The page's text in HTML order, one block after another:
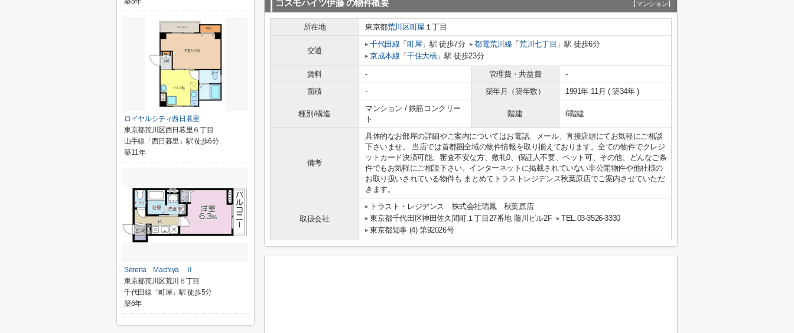
コスモハイツ伊藤 の物件概要 【マンション】
所在地 東京都荒川区町屋 １丁目
交通
千代田線 「町屋 」駅 徒歩7分 都電荒川線 「荒川七丁目 」駅 徒歩6分
京成本線 「千住大橋」駅 徒歩23分
賃料 - 管理費・共益費
-
面積
- 築年月（築年数） 1991年 11月 ( 築34年 )
種別/構造
マンション / 鉄筋コンクリー
ト
階建 6階建
備考
具体的なお部屋の詳細やご案内についてはお電話、メール、直接店頭にてお気軽にご相談
下さいませ。 当店では首都圏全域の物件情報を取り揃えております。全ての物件でクレジ
ットカード決済可能。審査不安な方、敷礼0、保証人不要、ペット可、その他、どんなご条
件でもお気軽にご相談下さい。インターネットに掲載されていない非公開物件や他社様の
お取り扱いされている物件も まとめてトラストレジデンス秋葉原店でご案内させていただ
きます。
取扱会社
トラスト・レジデンス 株式会社瑞鳳 秋葉原店
東京都千代田区神田佐久間町１丁目27番地 藤川ビル2F
TEL:03-3526-3330
東京都知事 (4) 第92026号
ロイヤルシティ西日暮里
東京都荒川区西日暮里６丁目
山手線「西日暮里」駅 徒歩6分
築11年
Serena Machiya Ⅱ
東京都荒川区荒川６丁目
千代田線「町屋」駅 徒歩5分
築6年